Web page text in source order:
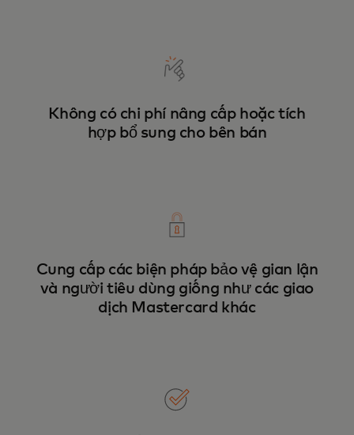
Không có chi phí nâng cấp hoặc tích
hợp bổ sung cho bên bán
Cung cấp các biện pháp bảo vệ gian lận
và người tiêu dùng giống như các giao
dịch Mastercard khác